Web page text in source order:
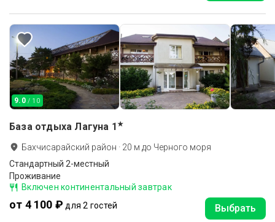
9.0 / 10
База отдыха Лагуна 1★
Бахчисарайский район · 20 м до Черного моря
Стандартный 2-местный
Проживание
Включен континентальный завтрак
от 4 100 ₽ для 2 гостей Выбрать